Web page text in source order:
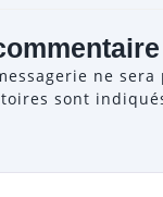
ne sera
sont